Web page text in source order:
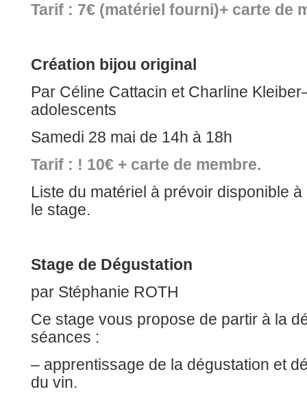
Tarif : 7€ (matériel fourni)+ carte de
Création bijou original
Par Céline Cattacin et Charline
adolescents
Samedi 28 mai de 14h à 18h
Tarif : ! 10€ + carte de membre.
Liste du matériel à prévoir disponible à
le stage.
Stage de Dégustation
par Stéphanie ROTH
Ce stage vous propose de partir à la
séances :
– apprentissage de la dégustation et
du vin.